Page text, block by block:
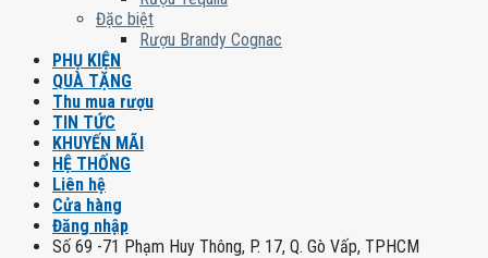
Đặc biệt
Rượu Brandy Cognac
PHỤ KIỆN
QUÀ TẶNG
Thu mua rượu
TIN TỨC
KHUYẾN MÃI
HỆ THỐNG
Liên hệ
Cửa hàng
Đăng nhập
Số 69 -71 Phạm Huy Thông, P. 17, Q. Gò Vấp, TPHCM